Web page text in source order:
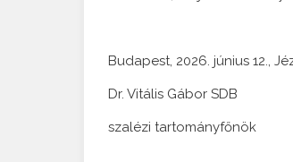
Budapest, 2026. június 12.,
Dr. Vitális Gábor SDB
szalézi tartományfőnök